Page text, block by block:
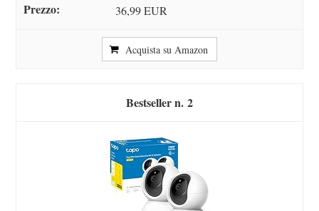
36,99 EUR
Acquista su Amazon
2